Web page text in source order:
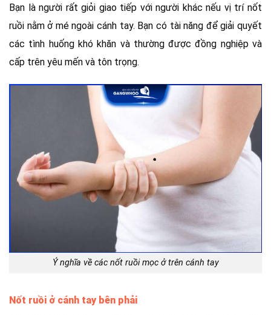
Bạn là người rất giỏi giao tiếp với người khác nếu vị trí nốt
ruồi nằm ở mé ngoài cánh tay. Bạn có tài năng để giải quyết
các tình huống khó khăn và thường được đồng nghiệp và
cấp trên yêu mến và tôn trọng.
Ý nghĩa về các nốt ruồi mọc ở trên cánh tay
Nốt ruồi ở cánh tay bên phải